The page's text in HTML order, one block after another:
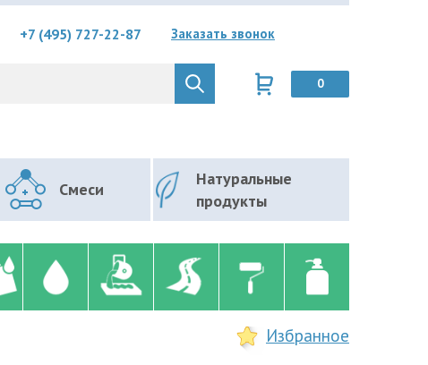
+7 (495) 727-22-87 Заказать звонок
0
Смеси
Натуральные
продукты
Избранное